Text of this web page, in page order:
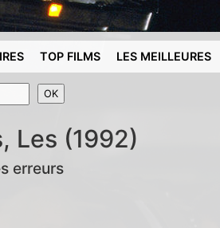
TOP FILMS LES MEILLEURES
Les (1992)
erreurs